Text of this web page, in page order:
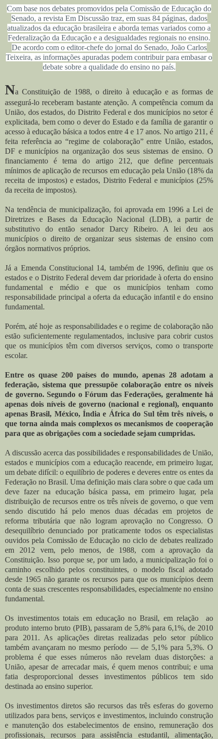
Com base nos debates promovidos pela Comissão de Educação do
Senado, a revista Em Discussão traz, em suas 84 páginas, dados
atualizados da educação brasileira e aborda temas variados como a
Federalização da Educação e a desigualdades regionais no ensino.
De acordo com o editor-chefe do jornal do Senado, João Carlos
Teixeira, as informações apuradas podem contribuir para embasar o
debate sobre a qualidade do ensino no país.
Na Constituição de 1988, o direito à educação e as formas de
assegurá-lo receberam bastante atenção. A competência comum da
União, dos estados, do Distrito Federal e dos municípios no setor é
explicitada, bem como o dever do Estado e da família de garantir o
acesso à educação básica a todos entre 4 e 17 anos. No artigo 211, é
feita referência ao “regime de colaboração” entre União, estados,
DF e municípios na organização dos seus sistemas de ensino. O
financiamento é tema do artigo 212, que define percentuais
mínimos de aplicação de recursos em educação pela União (18% da
receita de impostos) e estados, Distrito Federal e municípios (25%
da receita de impostos).
Na tendência de municipalização, foi aprovada em 1996 a Lei de
Diretrizes e Bases da Educação Nacional (LDB), a partir de
substitutivo do então senador Darcy Ribeiro. A lei deu aos
municípios o direito de organizar seus sistemas de ensino com
órgãos normativos próprios.
Já a Emenda Constitucional 14, também de 1996, definiu que os
estados e o Distrito Federal devem dar prioridade à oferta do ensino
fundamental e médio e que os municípios tenham como
responsabilidade principal a oferta da educação infantil e do ensino
fundamental.
Porém, até hoje as responsabilidades e o regime de colaboração não
estão suficientemente regulamentados, inclusive para cobrir custos
que os municípios têm com diversos serviços, como o transporte
escolar.
Entre os quase 200 países do mundo, apenas 28 adotam a
federação, sistema que pressupõe colaboração entre os níveis
de governo. Segundo o Fórum das Federações, geralmente há
apenas dois níveis de governo (nacional e regional), enquanto
apenas Brasil, México, Índia e África do Sul têm três níveis, o
que torna ainda mais complexos os mecanismos de cooperação
para que as obrigações com a sociedade sejam cumpridas.
A discussão acerca das possibilidades e responsabilidades de União,
estados e municípios com a educação reacende, em primeiro lugar,
um debate difícil: o equilíbrio de poderes e deveres entre os entes da
Federação no Brasil. Uma definição mais clara sobre o que cada um
deve fazer na educação básica passa, em primeiro lugar, pela
distribuição de recursos entre os três níveis de governo, o que vem
sendo discutido há pelo menos duas décadas em projetos de
reforma tributária que não logram aprovação no Congresso. O
desequilíbrio denunciado por praticamente todos os especialistas
ouvidos pela Comissão de Educação no ciclo de debates realizado
em 2012 vem, pelo menos, de 1988, com a aprovação da
Constituição. Isso porque se, por um lado, a municipalização foi o
caminho escolhido pelos constituintes, o modelo fiscal adotado
desde 1965 não garante os recursos para que os municípios deem
conta de suas crescentes responsabilidades, especialmente no ensino
fundamental.
Os investimentos totais em educação no Brasil, em relação ao
produto interno bruto (PIB), passaram de 5,8% para 6,1%, de 2010
para 2011. As aplicações diretas realizadas pelo setor público
também avançaram no mesmo período — de 5,1% para 5,3%. O
problema é que esses números não revelam duas distorções: a
União, apesar de arrecadar mais, é quem menos contribui; e uma
fatia desproporcional desses investimentos públicos tem sido
destinada ao ensino superior.
Os investimentos diretos são recursos das três esferas do governo
utilizados para bens, serviços e investimentos, incluindo construção
e manutenção dos estabelecimentos de ensino, remuneração dos
profissionais, recursos para assistência estudantil, alimentação,